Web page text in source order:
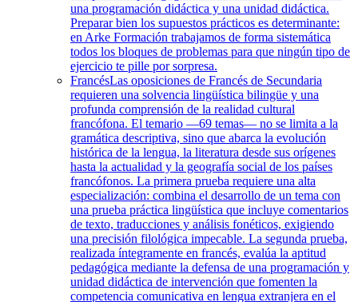
una programación didáctica y una unidad didáctica.
Preparar bien los supuestos prácticos es determinante:
en Arke Formación trabajamos de forma sistemática
todos los bloques de problemas para que ningún tipo de
ejercicio te pille por sorpresa.
FrancésLas oposiciones de Francés de Secundaria
requieren una solvencia lingüística bilingüe y una
profunda comprensión de la realidad cultural
francófona. El temario —69 temas— no se limita a la
gramática descriptiva, sino que abarca la evolución
histórica de la lengua, la literatura desde sus orígenes
hasta la actualidad y la geografía social de los países
francófonos. La primera prueba requiere una alta
especialización: combina el desarrollo de un tema con
una prueba práctica lingüística que incluye comentarios
de texto, traducciones y análisis fonéticos, exigiendo
una precisión filológica impecable. La segunda prueba,
realizada íntegramente en francés, evalúa la aptitud
pedagógica mediante la defensa de una programación y
unidad didáctica de intervención que fomenten la
competencia comunicativa en lengua extranjera en el